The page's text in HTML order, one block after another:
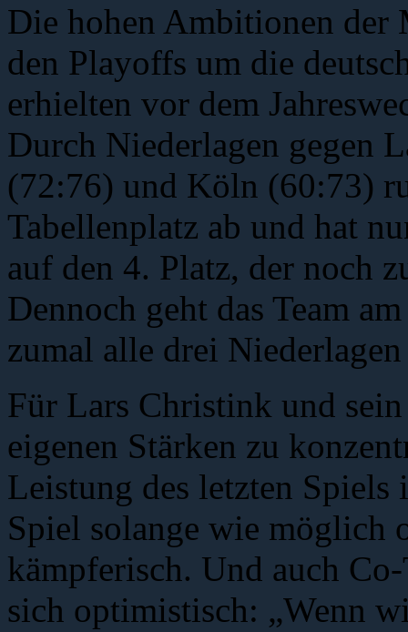
Die hohen Ambitionen der
den Playoffs um die
erhielten vor dem
Durch Niederlagen gegen
(72:76) und Köln (60:73)
Tabellenplatz ab und hat
auf den 4. Platz, der noch
Dennoch geht das Team
zumal alle drei
Für Lars Christink und
eigenen Stärken zu
Leistung des letzten
Spiel solange wie möglich
kämpferisch. Und auch
sich optimistisch: „Wenn